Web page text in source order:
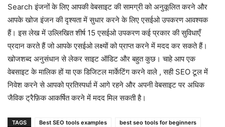
Search इंजनों के लिए आपकी वेबसाइट की सामग्री को अनुकूलित करने और
आपके खोज इंजन की दृश्यता में सुधार करने के लिए एसईओ उपकरण आवश्यक
हैं। इस लेख में उल्लिखित शीर्ष 15 एसईओ उपकरण कई प्रकार की सुविधाएँ
प्रदान करते हैं जो आपके एसईओ लक्ष्यों को प्राप्त करने में मदद कर सकते हैं।
खोजशब्द अनुसंधान से लेकर साइट ऑडिट और बहुत कुछ। चाहे आप एक
वेबसाइट के मालिक हों या एक डिजिटल मार्केटिंग करने वाले , सही SEO टूल में
निवेश करने से आपको प्रतिस्पर्धा में आगे रहने और अपनी वेबसाइट पर अधिक
जैविक ट्रैफ़िक आकर्षित करने में मदद मिल सकती है।
TAGS Best SEO tools examples
best seo tools for beginners